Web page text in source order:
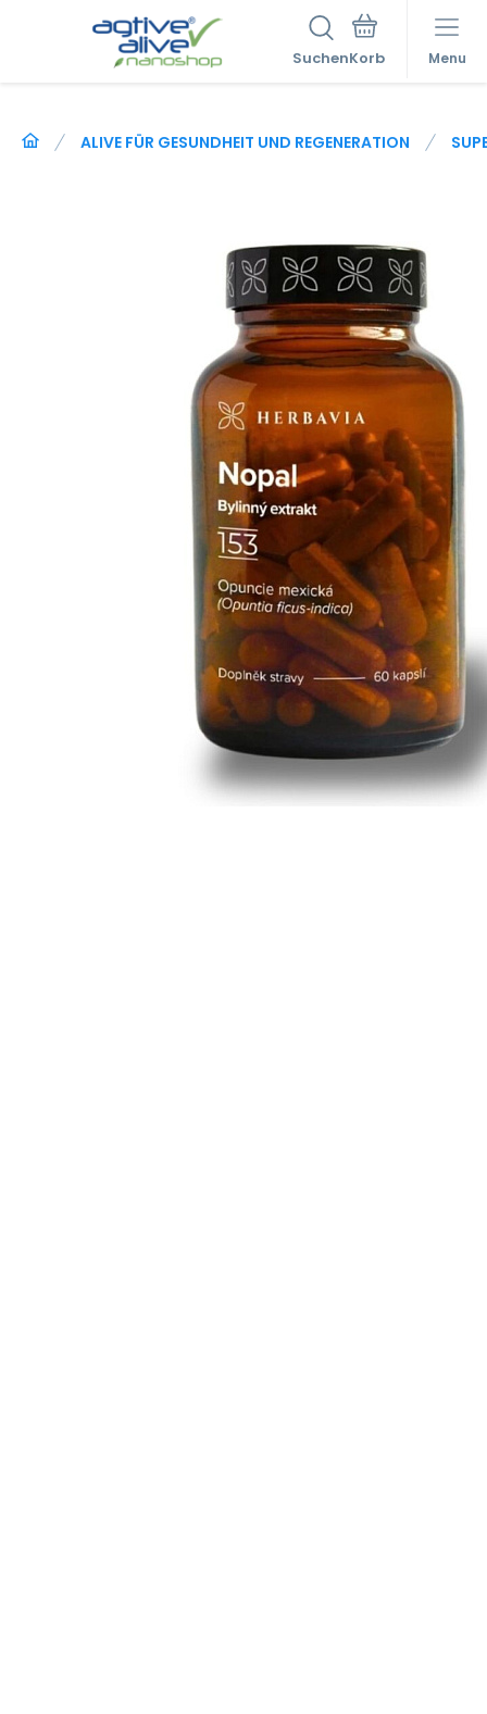
Suchen Menu
ALIVE FÜR GESUNDHEIT UND REGENERATION